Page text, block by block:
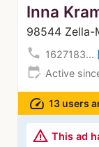
Inna
98544 Zella-
phone 1627183...
edit_calendar Active
speed 13 users
warning_amber This ad